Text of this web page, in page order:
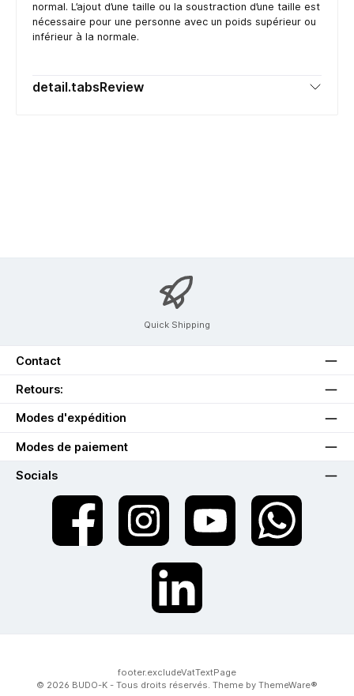
normal. L’ajout d’une taille ou la soustraction d’une taille est
nécessaire pour une personne avec un poids supérieur ou
inférieur à la normale.
detail.tabsReview
Quick Shipping
Contact
Retours:
Modes d'expédition
Modes de paiement
Socials
twt.widget.communities.facebook.name
twt.widget.communities.instagram.name
twt.widget.communities.linkedin.name
footer.excludeVatTextPage
© 2026 BUDO-K - Tous droits réservés. Theme by ThemeWare®